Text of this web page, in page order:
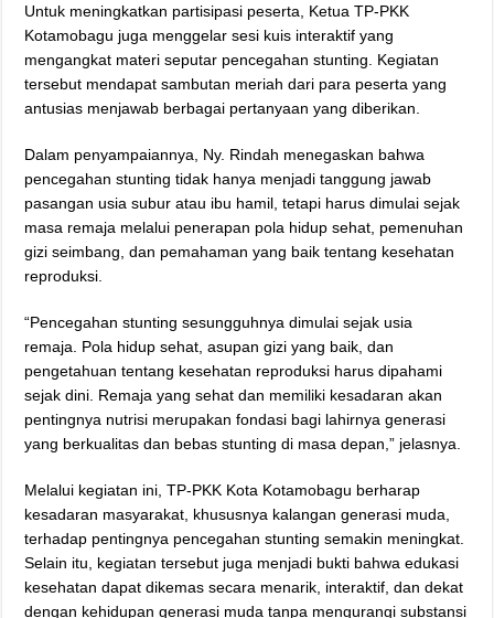
Untuk meningkatkan partisipasi peserta, Ketua TP-PKK
Kotamobagu juga menggelar sesi kuis interaktif yang
mengangkat materi seputar pencegahan stunting. Kegiatan
tersebut mendapat sambutan meriah dari para peserta yang
antusias menjawab berbagai pertanyaan yang diberikan.
Dalam penyampaiannya, Ny. Rindah menegaskan bahwa
pencegahan stunting tidak hanya menjadi tanggung jawab
pasangan usia subur atau ibu hamil, tetapi harus dimulai sejak
masa remaja melalui penerapan pola hidup sehat, pemenuhan
gizi seimbang, dan pemahaman yang baik tentang kesehatan
reproduksi.
“Pencegahan stunting sesungguhnya dimulai sejak usia
remaja. Pola hidup sehat, asupan gizi yang baik, dan
pengetahuan tentang kesehatan reproduksi harus dipahami
sejak dini. Remaja yang sehat dan memiliki kesadaran akan
pentingnya nutrisi merupakan fondasi bagi lahirnya generasi
yang berkualitas dan bebas stunting di masa depan,” jelasnya.
Melalui kegiatan ini, TP-PKK Kota Kotamobagu berharap
kesadaran masyarakat, khususnya kalangan generasi muda,
terhadap pentingnya pencegahan stunting semakin meningkat.
Selain itu, kegiatan tersebut juga menjadi bukti bahwa edukasi
kesehatan dapat dikemas secara menarik, interaktif, dan dekat
dengan kehidupan generasi muda tanpa mengurangi substansi